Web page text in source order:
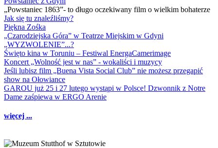
„Powstaniec 1863”- to długo oczekiwany film o wielkim bohaterze
Jak się tu znaleźliśmy?
Piękna Zośka
„Czarodziejska Góra” w Teatrze Miejskim w Gdyni
„WYZWOLENIE”...?
Święto kina w Toruniu – Festiwal EnergaCamerimage
Koncert „Wolność jest w nas” - wokaliści i muzycy
Jeśli lubisz film „Buena Vista Social Club” nie możesz przegapić
show na Ołowiance
GAROU już 25 i 27 lutego wystąpi w Polsce! Dzwonnik z Notre
Dame zaśpiewa w ERGO Arenie
więcej ...